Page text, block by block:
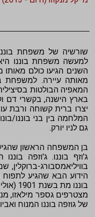
שורשיה של משפחת
למעשה משפחת בוננו
השנים הגיעו כולם
מאותה עיירה. למשפחת
המאפיה הבולטות
בארץ הישנה, בקשרי דם
יצרו ברית קשוחה ורבת
המלחמה בין בני בוננו/
גם לניו יורק.
בן המשפחה הראשון שהגיע
בוויליאמסבורג-
הידוע הבא שהגיע לתפוח
מצטרפים גספר מילאזו,
של גוזפה בוננו המנוח